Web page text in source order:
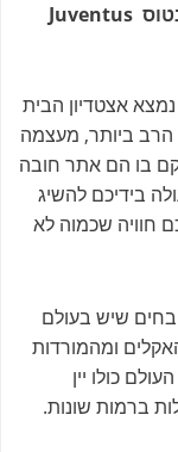
Juventus
אצטדיון הבית
הרב ביותר, מעצמה
בו הם אתר חובה
בידיכם להשיג
חוויה שכמוה לא
שיש בעולם
ומהמורדות
כולו יין
ברמות שונות.